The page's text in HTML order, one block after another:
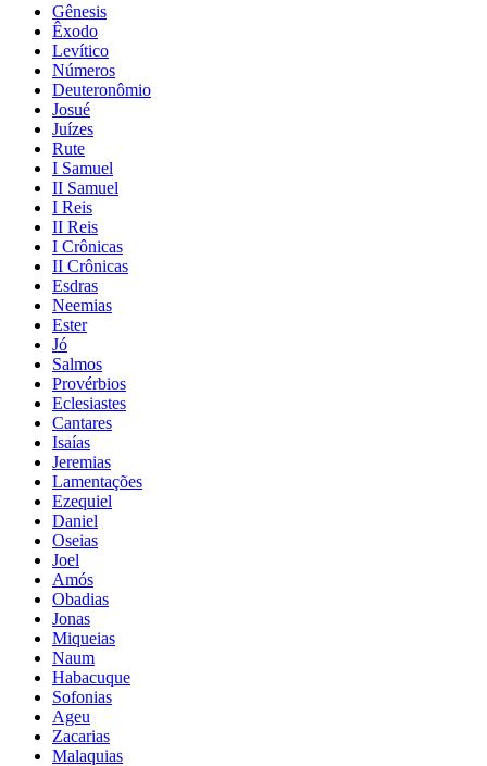
Gênesis
Êxodo
Levítico
Números
Deuteronômio
Josué
Juízes
Rute
I Samuel
II Samuel
I Reis
II Reis
I Crônicas
II Crônicas
Esdras
Neemias
Ester
Jó
Salmos
Provérbios
Eclesiastes
Cantares
Isaías
Jeremias
Lamentações
Ezequiel
Daniel
Oseias
Joel
Amós
Obadias
Jonas
Miqueias
Naum
Habacuque
Sofonias
Ageu
Zacarias
Malaquias